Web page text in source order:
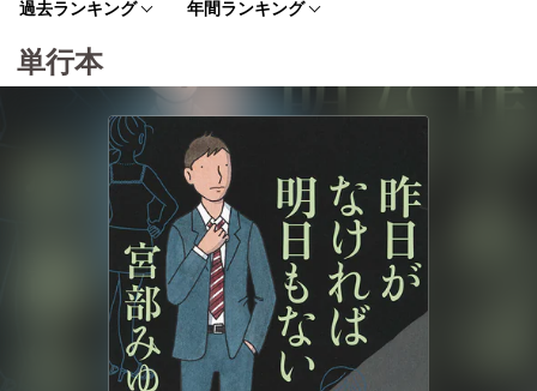
過去ランキング 年間ランキング
単行本